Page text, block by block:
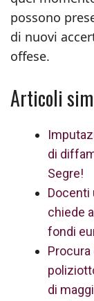
possono
di nuovi
offese.
Articoli
di
Segre!
Docenti
chiede
fondi
di